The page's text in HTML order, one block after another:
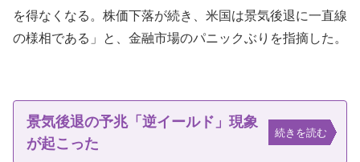
を得なくなる。株価下落が続き、米国は景気後退に一直線
の様相である」と、金融市場のパニックぶりを指摘した。
景気後退の予兆「逆イールド」現象
が起こった
続きを読む